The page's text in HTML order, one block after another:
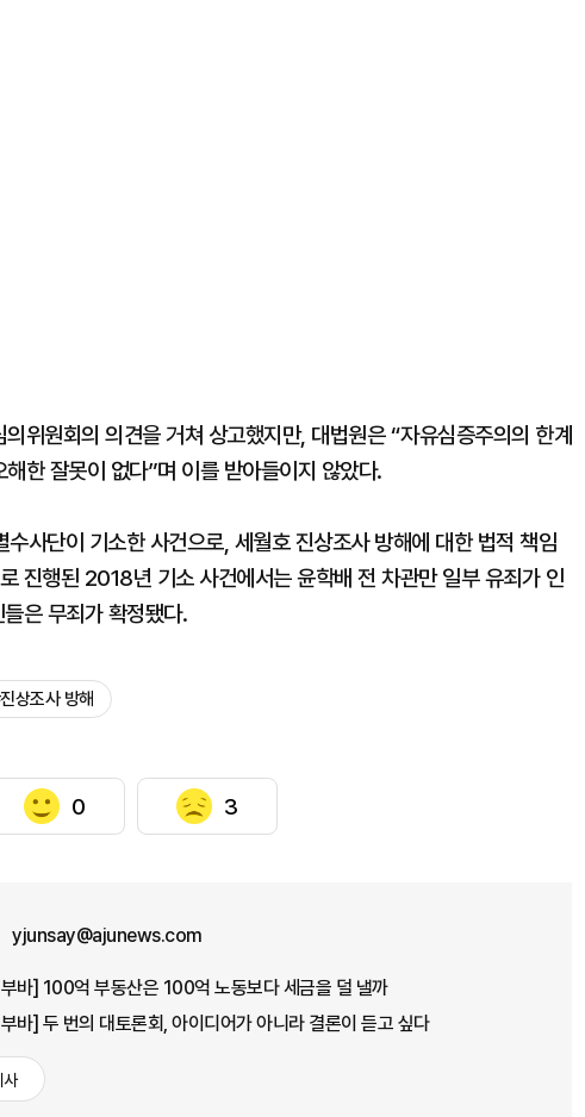
위원회의 의견을 거쳐 상고했지만, 대법원은 “자유심증주의의 한계
한 잘못이 없다”며 이를 받아들이지 않았다.
사단이 기소한 사건으로, 세월호 진상조사 방해에 대한 법적 책임
진행된 2018년 기소 사건에서는 윤학배 전 차관만 일부 유죄가 인
은 무죄가 확정됐다.
상조사 방해
0 3
yjunsay@ajunews.com
바] 100억 부동산은 100억 노동보다 세금을 덜 낼까
바] 두 번의 대토론회, 아이디어가 아니라 결론이 듣고 싶다
사